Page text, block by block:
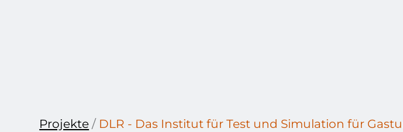
Projekte / DLR - Das Institut für Test und Simulation für